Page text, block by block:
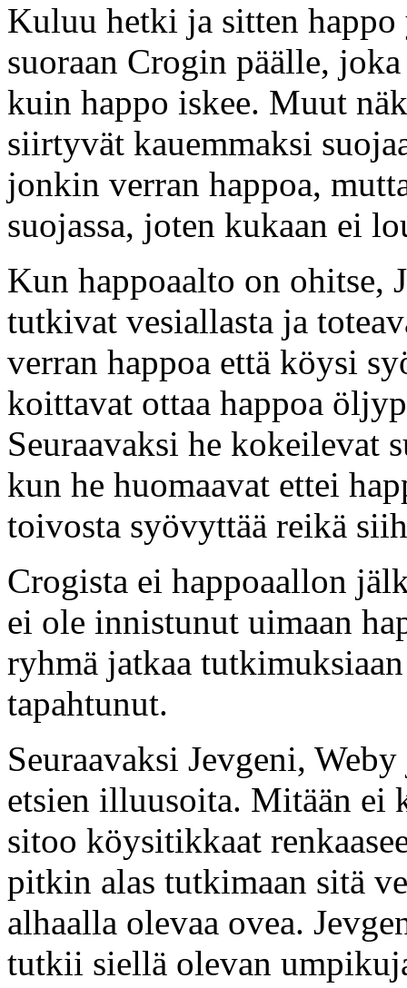
Kuluu hetki ja sitten
suoraan Crogin päälle,
kuin happo iskee. Muut
siirtyvät kauemmaksi
jonkin verran happoa,
suojassa, joten kukaan ei
Kun happoaalto on ohitse,
tutkivat vesiallasta ja
verran happoa että köysi
koittavat ottaa happoa
Seuraavaksi he kokeilevat
kun he huomaavat ettei
toivosta syövyttää reikä
Crogista ei happoaallon
ei ole innistunut uimaan
ryhmä jatkaa
tapahtunut.
Seuraavaksi Jevgeni,
etsien illuusoita. Mitään ei
sitoo köysitikkaat
pitkin alas tutkimaan sitä
alhaalla olevaa ovea.
tutkii siellä olevan